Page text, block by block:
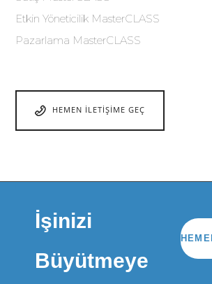
Etkin Yöneticilik MasterCLASS
Pazarlama MasterCLASS
HEMEN İLETIŞIME GEÇ
İşinizi
Büyütmeye